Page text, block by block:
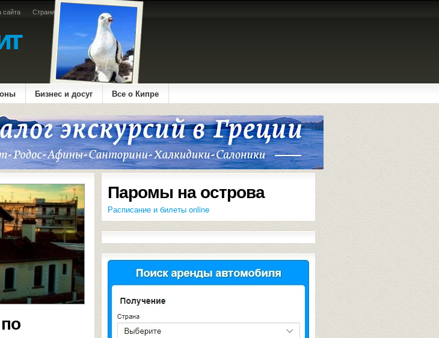
сайта Страница оплаты
Бизнес и досуг Все о Кипре
Паромы на острова
Расписание и билеты online